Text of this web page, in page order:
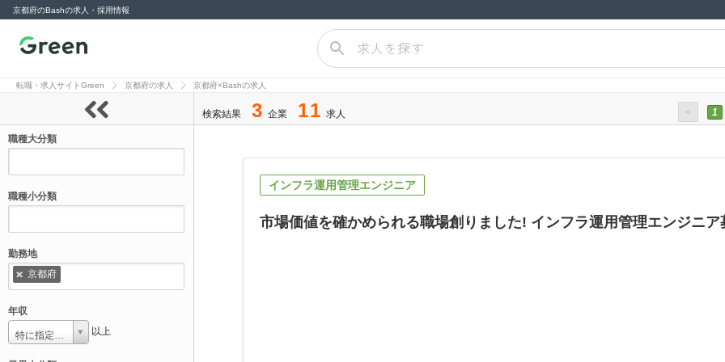
京都府のBashの求人・採用情報
Green（グリー
求人を探す
転職・求人サイトGreen 京都府の求人 京都府×Bashの求人
職種大分類
職種小分類
勤務地
京都府
年収
特に指定しない 以上
検索結果 3 企業 11 求人 < 1
インフラ運用管理エンジニア
市場価値を確かめられる職場創りました! インフラ運用管理エンジニア